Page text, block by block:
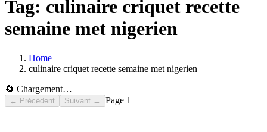
Tag: culinaire criquet recette
semaine met nigerien
Home
culinaire criquet recette semaine met nigerien
🔄 Chargement…
← Précédent Suivant → Page 1